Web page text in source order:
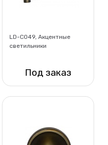
LD-C049, Акцентные
светильники
Под заказ
Нет в наличии